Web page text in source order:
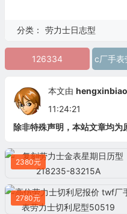
分类： 劳力士日志型
126334
本文由
11:24:21
除非特殊声明，本站文章均为
2380元
2780元